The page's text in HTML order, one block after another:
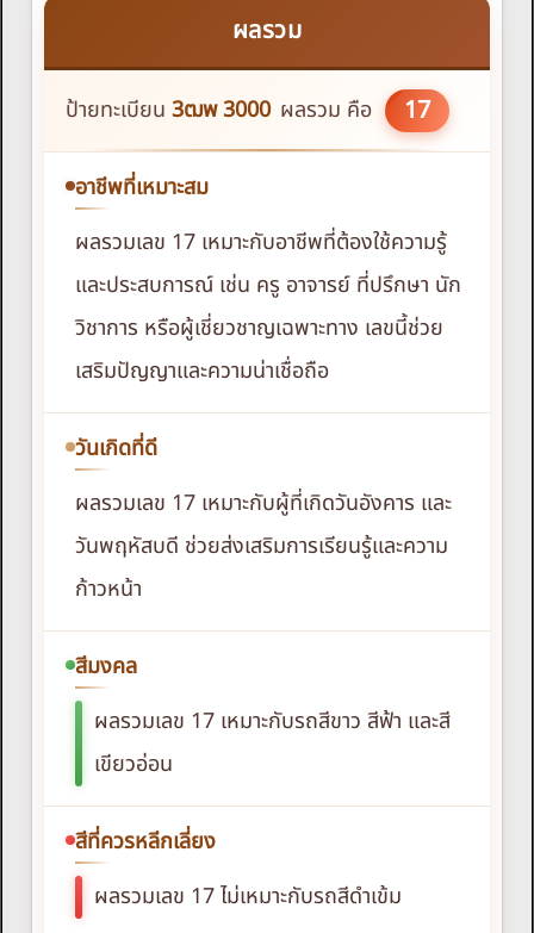
ผลรวม
ป้ายทะเบียน 3ฒพ3000 ผลรวม คือ 17
อาชีพที่เหมาะสม
ผลรวมเลข 17 เหมาะกับอาชีพที่ต้องใช้ความรู้
และประสบการณ์ เช่น ครู อาจารย์ ที่ปรึกษา นัก
วิชาการ หรือผู้เชี่ยวชาญเฉพาะทาง เลขนี้ช่วย
เสริมปัญญาและความน่าเชื่อถือ
วันเกิดที่ดี
ผลรวมเลข 17 เหมาะกับผู้ที่เกิดวันอังคาร และ
วันพฤหัสบดี ช่วยส่งเสริมการเรียนรู้และความ
ก้าวหน้า
สีมงคล
ผลรวมเลข 17 เหมาะกับรถสีขาว สีฟ้า และสี
เขียวอ่อน
สีที่ควรหลีกเลี่ยง
ผลรวมเลข 17 ไม่เหมาะกับรถสีดำเข้ม